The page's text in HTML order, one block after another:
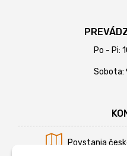
Po - Pi:
Sobota:
Povstania